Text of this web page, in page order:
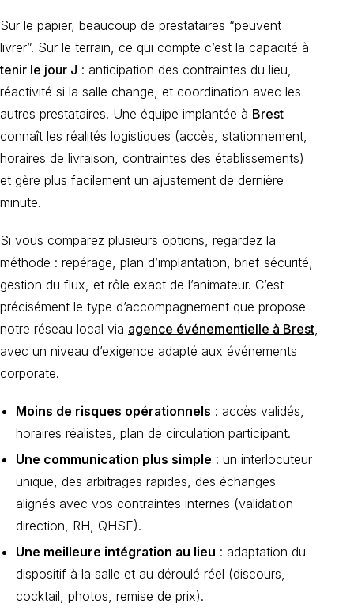
Sur le papier, beaucoup de prestataires “peuvent
livrer”. Sur le terrain, ce qui compte c’est la capacité à
tenir le jour J : anticipation des contraintes du lieu,
réactivité si la salle change, et coordination avec les
autres prestataires. Une équipe implantée à Brest
connaît les réalités logistiques (accès, stationnement,
horaires de livraison, contraintes des établissements)
et gère plus facilement un ajustement de dernière
minute.
Si vous comparez plusieurs options, regardez la
méthode : repérage, plan d’implantation, brief sécurité,
gestion du flux, et rôle exact de l’animateur. C’est
précisément le type d’accompagnement que propose
notre réseau local via agence événementielle à Brest
avec un niveau d’exigence adapté aux événements
corporate.
Moins de risques opérationnels : accès validés,
horaires réalistes, plan de circulation participant.
Une communication plus simple : un interlocuteur
unique, des arbitrages rapides, des échanges
alignés avec vos contraintes internes (validation
direction, RH, QHSE).
Une meilleure intégration au lieu : adaptation du
dispositif à la salle et au déroulé réel (discours,
cocktail, photos, remise de prix).